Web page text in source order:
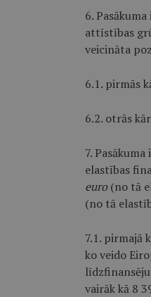
6.
attīstības
veicināta
6.1. pirmās
6.2. otrās
7.
elastības
euro(no tā
(no tā
7.1. pirmajā
ko veido
vairāk kā 8